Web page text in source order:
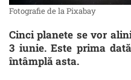
Fotografie de la Pixabay
Cinci planete se vor
3 iunie. Este prima
întâmplă asta.